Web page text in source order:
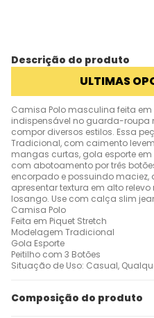
Descrição do produto
ULTIMAS
Camisa Polo masculina feita
indispensável no guarda-roupa
compor diversos estilos. Essa
Tradicional, com caimento
mangas curtas, gola esporte
com abotoamento por três
encorpado e possuindo
apresentar textura em alto
losango. Use com calça slim
Camisa Polo
Feita em Piquet Stretch
Modelagem Tradicional
Gola Esporte
Peitilho com 3 Botões
Situação de Uso: Casual,
Composição do produto